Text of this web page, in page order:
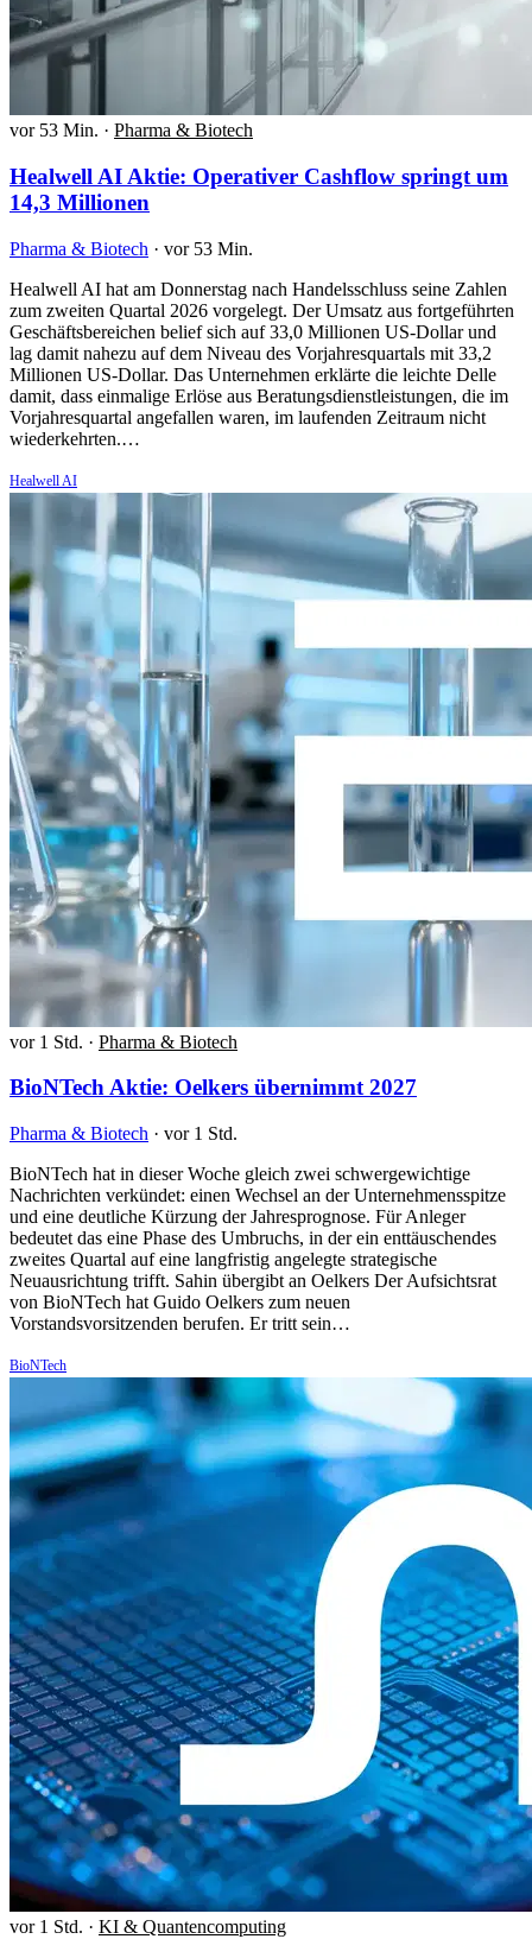
vor 53 Min. · Pharma & Biotech
Healwell AI Aktie: Operativer Cashflow springt um
14,3 Millionen
Pharma & Biotech · vor 53 Min.
Healwell AI hat am Donnerstag nach Handelsschluss seine Zahlen
zum zweiten Quartal 2026 vorgelegt. Der Umsatz aus fortgeführten
Geschäftsbereichen belief sich auf 33,0 Millionen US-Dollar und
lag damit nahezu auf dem Niveau des Vorjahresquartals mit 33,2
Millionen US-Dollar. Das Unternehmen erklärte die leichte Delle
damit, dass einmalige Erlöse aus Beratungsdienstleistungen, die im
Vorjahresquartal angefallen waren, im laufenden Zeitraum nicht
wiederkehrten.…
Healwell AI
vor 1 Std. · Pharma & Biotech
BioNTech Aktie: Oelkers übernimmt 2027
Pharma & Biotech · vor 1 Std.
BioNTech hat in dieser Woche gleich zwei schwergewichtige
Nachrichten verkündet: einen Wechsel an der Unternehmensspitze
und eine deutliche Kürzung der Jahresprognose. Für Anleger
bedeutet das eine Phase des Umbruchs, in der ein enttäuschendes
zweites Quartal auf eine langfristig angelegte strategische
Neuausrichtung trifft. Sahin übergibt an Oelkers Der Aufsichtsrat
von BioNTech hat Guido Oelkers zum neuen
Vorstandsvorsitzenden berufen. Er tritt sein…
BioNTech
vor 1 Std. · KI & Quantencomputing